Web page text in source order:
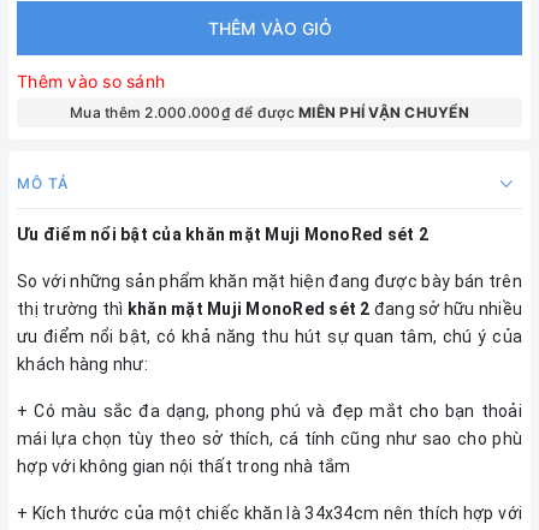
THÊM VÀO GIỎ
Thêm vào so sánh
Mua thêm 2.000.000₫ để đượcMIÊN PHÍ VẬN CHUYỂN
MÔ TẢ
Ưu điểm nổi bật của khăn mặt Muji MonoRed sét 2
So với những sản phẩm khăn mặt hiện đang được bày bán trên
thị trường thì khăn mặt Muji MonoRed sét 2 đang sở hữu nhiều
ưu điểm nổi bật, có khả năng thu hút sự quan tâm, chú ý của
khách hàng như:
+ Có màu sắc đa dạng, phong phú và đẹp mắt cho bạn thoải
mái lựa chọn tùy theo sở thích, cá tính cũng như sao cho phù
hợp với không gian nội thất trong nhà tắm
+ Kích thước của một chiếc khăn là 34x34cm nên thích hợp với